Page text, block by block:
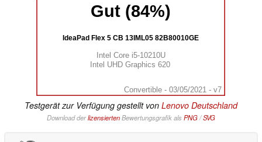
Gut (84%)
IdeaPad Flex 5 CB 13IML05 82B80010GE
Intel Core i5-10210U
Intel UHD Graphics 620
Convertible - 03/05/2021 - v7
Testgerät zur Verfügung gestellt von Lenovo Deutschland
Download derlizensiertenBewertungsgrafik als PNG/SVG